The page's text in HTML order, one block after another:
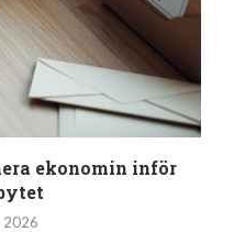
ekonomin inför
2026